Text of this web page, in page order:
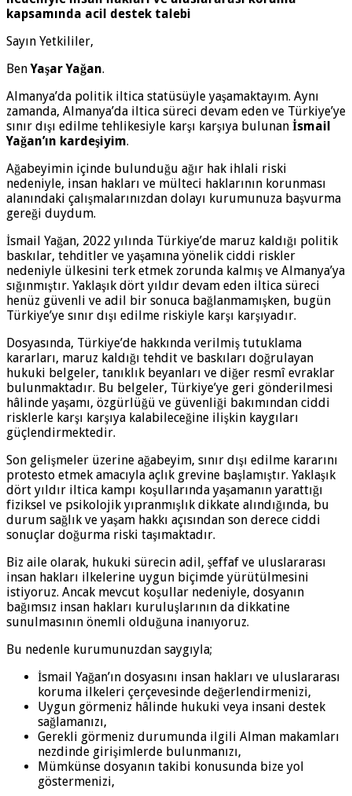
kapsamında acil destek talebi
Sayın Yetkililer,
BenYaşar Yağan.
Almanya’da politik iltica statüsüyle yaşamaktayım. Aynı
zamanda, Almanya’da iltica süreci devam eden ve Türkiye’ye
sınır dışı edilme tehlikesiyle karşı karşıya bulunan İsmail
Yağan’ın kardeşiyim.
Ağabeyimin içinde bulunduğu ağır hak ihlali riski
nedeniyle, insan hakları ve mülteci haklarının korunması
alanındaki çalışmalarınızdan dolayı kurumunuza başvurma
gereği duydum.
İsmail Yağan, 2022 yılında Türkiye’de maruz kaldığı politik
baskılar, tehditler ve yaşamına yönelik ciddi riskler
nedeniyle ülkesini terk etmek zorunda kalmış ve Almanya’ya
sığınmıştır. Yaklaşık dört yıldır devam eden iltica süreci
henüz güvenli ve adil bir sonuca bağlanmamışken, bugün
Türkiye’ye sınır dışı edilme riskiyle karşı karşıyadır.
Dosyasında, Türkiye’de hakkında verilmiş tutuklama
kararları, maruz kaldığı tehdit ve baskıları doğrulayan
hukuki belgeler, tanıklık beyanları ve diğer resmî evraklar
bulunmaktadır. Bu belgeler, Türkiye’ye geri gönderilmesi
hâlinde yaşamı, özgürlüğü ve güvenliği bakımından ciddi
risklerle karşı karşıya kalabileceğine ilişkin kaygıları
güçlendirmektedir.
Son gelişmeler üzerine ağabeyim, sınır dışı edilme kararını
protesto etmek amacıyla açlık grevine başlamıştır. Yaklaşık
dört yıldır iltica kampı koşullarında yaşamanın yarattığı
fiziksel ve psikolojik yıpranmışlık dikkate alındığında, bu
durum sağlık ve yaşam hakkı açısından son derece ciddi
sonuçlar doğurma riski taşımaktadır.
Biz aile olarak, hukuki sürecin adil, şeffaf ve uluslararası
insan hakları ilkelerine uygun biçimde yürütülmesini
istiyoruz. Ancak mevcut koşullar nedeniyle, dosyanın
bağımsız insan hakları kuruluşlarının da dikkatine
sunulmasının önemli olduğuna inanıyoruz.
Bu nedenle kurumunuzdan saygıyla;
İsmail Yağan’ın dosyasını insan hakları ve uluslararası
koruma ilkeleri çerçevesinde değerlendirmenizi,
Uygun görmeniz hâlinde hukuki veya insani destek
sağlamanızı,
Gerekli görmeniz durumunda ilgili Alman makamları
nezdinde girişimlerde bulunmanızı,
Mümkünse dosyanın takibi konusunda bize yol
göstermenizi,